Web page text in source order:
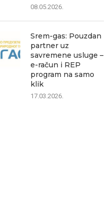
08.05.2026.
Srem-gas: Pouzdan
partner uz
savremene usluge –
e-račun i REP
program na samo
klik
17.03.2026.